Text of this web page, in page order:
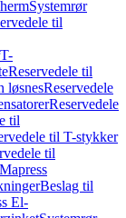
Systemrør
til
T-
Reservedele til
løsnesReservedele
Reservedele
til
til T-stykker
til
Beslag til
El-